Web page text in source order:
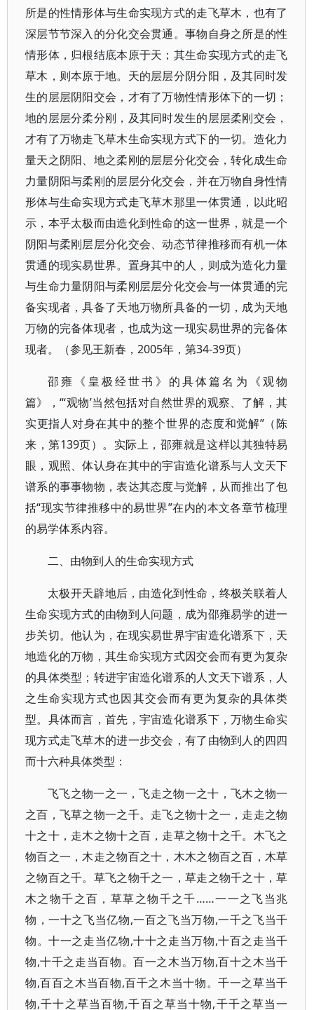
所是的性情形体与生命实现方式的走飞草木，也有了
深层节节深入的分化交会贯通。事物自身之所是的性
情形体，归根结底本原于天；其生命实现方式的走飞
草木，则本原于地。天的层层分阴分阳，及其同时发
生的层层阴阳交会，才有了万物性情形体下的一切；
地的层层分柔分刚，及其同时发生的层层柔刚交会，
才有了万物走飞草木生命实现方式下的一切。造化力
量天之阴阳、地之柔刚的层层分化交会，转化成生命
力量阴阳与柔刚的层层分化交会，并在万物自身性情
形体与生命实现方式走飞草木那里一体贯通，以此昭
示，本乎太极而由造化到性命的这一世界，就是一个
阴阳与柔刚层层分化交会、动态节律推移而有机一体
贯通的现实易世界。置身其中的人，则成为造化力量
与生命力量阴阳与柔刚层层分化交会与一体贯通的完
备实现者，具备了天地万物所具备的一切，成为天地
万物的完备体现者，也成为这一现实易世界的完备体
现者。（参见王新春，2005年，第34-39页）
邵雍《皇极经世书》的具体篇名为《观物
篇》，“‘观物’当然包括对自然世界的观察、了解，其
实更指人对身在其中的整个世界的态度和觉解”（陈
来，第139页）。实际上，邵雍就是这样以其独特易
眼，观照、体认身在其中的宇宙造化谱系与人文天下
谱系的事事物物，表达其态度与觉解，从而推出了包
括“现实节律推移中的易世界”在内的本文各章节梳理
的易学体系内容。
二、由物到人的生命实现方式
太极开天辟地后，由造化到性命，终极关联着人
生命实现方式的由物到人问题，成为邵雍易学的进一
步关切。他认为，在现实易世界宇宙造化谱系下，天
地造化的万物，其生命实现方式因交会而有更为复杂
的具体类型；转进宇宙造化谱系的人文天下谱系，人
之生命实现方式也因其交会而有更为复杂的具体类
型。具体而言，首先，宇宙造化谱系下，万物生命实
现方式走飞草木的进一步交会，有了由物到人的四四
而十六种具体类型：
飞飞之物一之一，飞走之物一之十，飞木之物一
之百，飞草之物一之千。走飞之物十之一，走走之物
十之十，走木之物十之百，走草之物十之千。木飞之
物百之一，木走之物百之十，木木之物百之百，木草
之物百之千。草飞之物千之一，草走之物千之十，草
木之物千之百，草草之物千之千……一一之飞当兆
物，一十之飞当亿物,一百之飞当万物,一千之飞当千
物。十一之走当亿物,十十之走当万物,十百之走当千
物,十千之走当百物。百一之木当万物,百十之木当千
物,百百之木当百物,百千之木当十物。千一之草当千
物,千十之草当百物,千百之草当十物,千千之草当一